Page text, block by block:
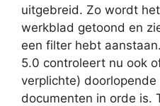
uitgebreid. Zo wordt
werkblad getoond en
een filter hebt
5.0 controleert nu ook
verplichte) doorlopende
documenten in orde is.